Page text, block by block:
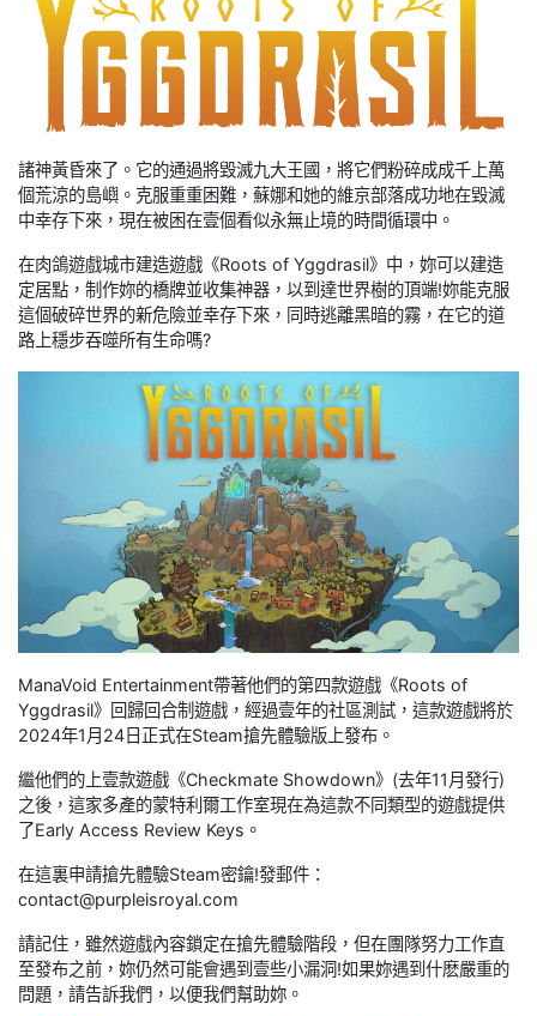
諸神黃昏來了。它的通過將毀滅九大王國，將它們粉碎成成千上萬
個荒涼的島嶼。克服重重困難，蘇娜和她的維京部落成功地在毀滅
中幸存下來，現在被困在壹個看似永無止境的時間循環中。
在肉鴿遊戲城市建造遊戲《Roots of Yggdrasil》中，妳可以建造
定居點，制作妳的橋牌並收集神器，以到達世界樹的頂端!妳能克服
這個破碎世界的新危險並幸存下來，同時逃離黑暗的霧，在它的道
路上穩步吞噬所有生命嗎?
ManaVoid Entertainment帶著他們的第四款遊戲《Roots of
Yggdrasil》回歸回合制遊戲，經過壹年的社區測試，這款遊戲將於
2024年1月24日正式在Steam搶先體驗版上發布。
繼他們的上壹款遊戲《Checkmate Showdown》(去年11月發行)
之後，這家多產的蒙特利爾工作室現在為這款不同類型的遊戲提供
了Early Access Review Keys。
在這裏申請搶先體驗Steam密鑰!發郵件：
contact@purpleisroyal.com
請記住，雖然遊戲內容鎖定在搶先體驗階段，但在團隊努力工作直
至發布之前，妳仍然可能會遇到壹些小漏洞!如果妳遇到什麽嚴重的
問題，請告訴我們，以便我們幫助妳。